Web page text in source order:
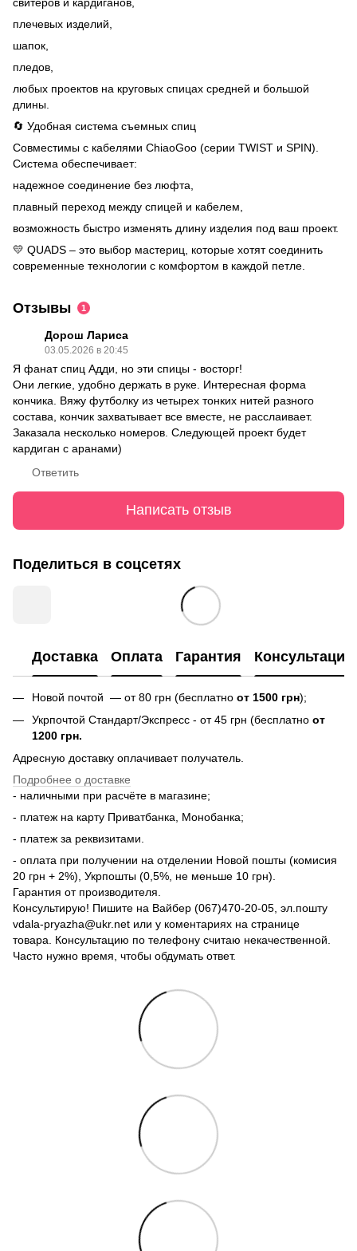
плечевых изделий,
шапок,
пледов,
любых проектов на круговых спицах средней и большой
длины.
🔄 Удобная система съемных спиц
Совместимы с кабелями ChiaoGoo (серии TWIST и SPIN).
Система обеспечивает:
надежное соединение без люфта,
плавный переход между спицей и кабелем,
возможность быстро изменять длину изделия под ваш проект.
💛 QUADS – это выбор мастериц, которые хотят соединить
современные технологии с комфортом в каждой петле.
Отзывы 1
Дорош Лариса
03.05.2026 в 20:45
Я фанат спиц Адди, но эти спицы - восторг!
Они легкие, удобно держать в руке. Интересная форма
кончика. Вяжу футболку из четырех тонких нитей разного
состава, кончик захватывает все вместе, не расслаивает.
Заказала несколько номеров. Следующей проект будет
кардиган с аранами)
Ответить
Написать отзыв
Поделиться в соцсетях
Доставка Оплата Гарантия Консультация
Новой почтой — от 80 грн (бесплатно от 1500 грн);
Укрпочтой Стандарт/Экспресс - от 45 грн (бесплатно от
1200 грн.
Адресную доставку оплачивает получатель.
Подробнее о доставке
- наличными при расчёте в магазине;
- платеж на карту Приватбанка, Монобанка;
- платеж за реквизитами.
- оплата при получении на отделении Новой пошты (комисия
20 грн + 2%), Укрпошты (0,5%, не меньше 10 грн).
Гарантия от производителя.
Консультирую! Пишите на Вайбер (067)470-20-05, эл.пошту
vdala-pryazha@ukr.net или у коментариях на странице
товара. Консультацию по телефону считаю некачественной.
Часто нужно время, чтобы обдумать ответ.